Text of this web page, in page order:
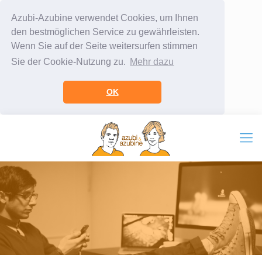
Azubi-Azubine verwendet Cookies, um Ihnen
den bestmöglichen Service zu gewährleisten.
Wenn Sie auf der Seite weitersurfen stimmen
Sie der Cookie-Nutzung zu. Mehr dazu
OK